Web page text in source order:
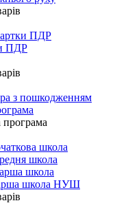
ПДР
ПДР
з пошкодженням
програма
школа
школа
школа
школа НУШ